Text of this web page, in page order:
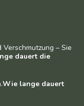
– Sie
dauert die
Wie lange dauert